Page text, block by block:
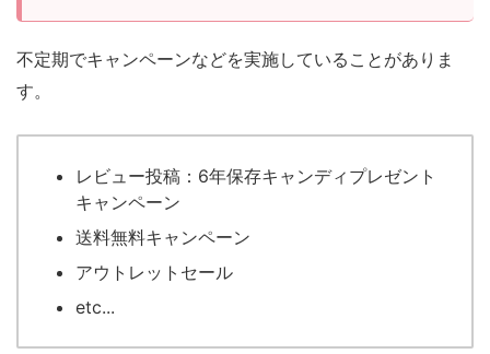
不定期でキャンペーンなどを実施していることがありま
す。
レビュー投稿：6年保存キャンディプレゼント
キャンペーン
送料無料キャンペーン
アウトレットセール
etc...